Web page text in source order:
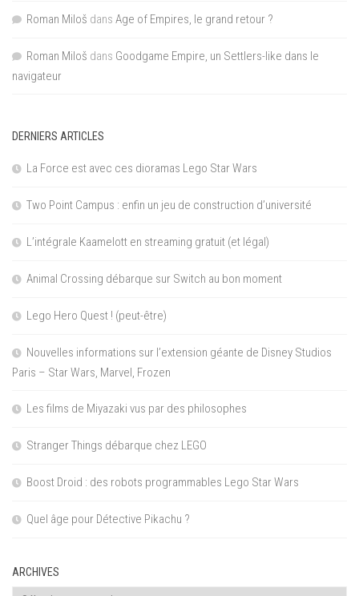
Roman Miloš dans Age of Empires, le grand retour ?
Roman Miloš dans Goodgame Empire, un Settlers-like dans le
navigateur
DERNIERS ARTICLES
La Force est avec ces dioramas Lego Star Wars
Two Point Campus : enfin un jeu de construction d’université
L’intégrale Kaamelott en streaming gratuit (et légal)
Animal Crossing débarque sur Switch au bon moment
Lego Hero Quest ! (peut-être)
Nouvelles informations sur l’extension géante de Disney Studios
Paris – Star Wars, Marvel, Frozen
Les films de Miyazaki vus par des philosophes
Stranger Things débarque chez LEGO
Boost Droid : des robots programmables Lego Star Wars
Quel âge pour Détective Pikachu ?
ARCHIVES